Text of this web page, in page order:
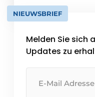
Netz von
NIEUWSBRIEF
Melden Sie sich
Updates zu